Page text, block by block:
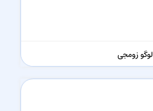
لوگو زومجی